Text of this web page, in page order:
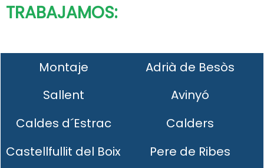
TRABAJAMOS:
Montaje
Adrià de Besòs
Sallent
Avinyó
Caldes d´Estrac
Calders
Castellfullit del Boix
Pere de Ribes